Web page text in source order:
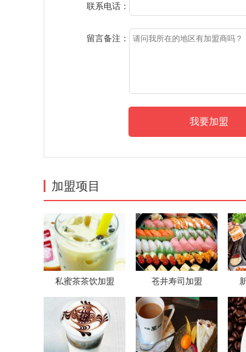
联系电话：
留言备注：
加盟项目
私蜜茶茶饮加盟 苍井寿司加盟